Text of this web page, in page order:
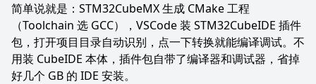
简单说就是：STM32CubeMX 生成 CMake 工程
（Toolchain 选 GCC），VSCode 装 STM32CubeIDE 插件
包，打开项目目录自动识别，点一下转换就能编译调试。不
用装 CubeIDE 本体，插件包自带了编译器和调试器，省掉
好几个 GB 的 IDE 安装。